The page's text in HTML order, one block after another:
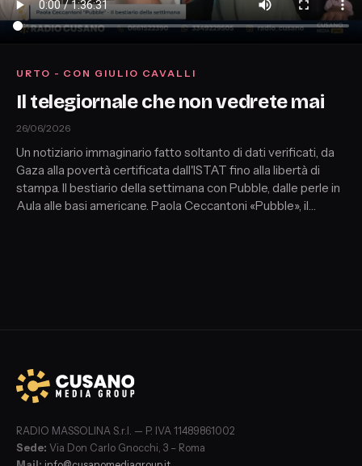
URTO - CON GIULIO CAVALLI
Il telegiornale che non vedrete mai
26/06/2026
Un notiziario immaginario fatto soltanto di dati verificati, da
Gaza alla povertà certificata dall'ISTAT fino alla libertà di
stampa. Il bestiario della settimana con Pubble, dalle perle in
Aula alle basi americane. Paola Ceccantoni «Pubble», il
RADIO MASSOLINA S.r.l. — P. IVA 11489861002
Sede: Via Don Carlo Gnocchi, 3 – Roma